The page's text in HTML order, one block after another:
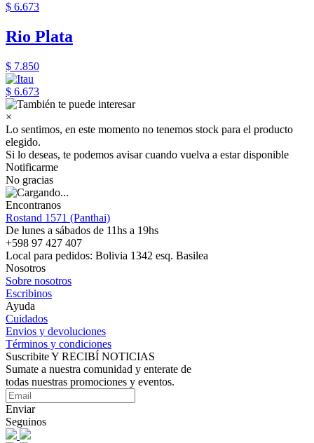
$ 6.673
Rio Plata
$ 7.850
$ 6.673
×
Lo sentimos, en este momento no tenemos stock para el producto
elegido.
Si lo deseas, te podemos avisar cuando vuelva a estar disponible
Notificarme
No gracias
Encontranos
Rostand 1571 (Panthai)
De lunes a sábados de 11hs a 19hs
+598 97 427 407
Local para pedidos: Bolivia 1342 esq. Basilea
Nosotros
Sobre nosotros
Escribinos
Ayuda
Cuidados
Envios y devoluciones
Términos y condiciones
Suscribite Y RECIBÍ NOTICIAS
Sumate a nuestra comunidad y enterate de
todas nuestras promociones y eventos.
Enviar
Seguinos